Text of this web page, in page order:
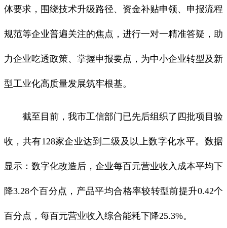
体要求，围绕技术升级路径、资金补贴申领、申报流程
规范等企业普遍关注的焦点，进行一对一精准答疑，助
力企业吃透政策、掌握申报要点，为中小企业转型及新
型工业化高质量发展筑牢根基。
截至目前，我市工信部门已先后组织了四批项目验
收，共有128家企业达到二级及以上数字化水平。数据
显示：数字化改造后，企业每百元营业收入成本平均下
降3.28个百分点，产品平均合格率较转型前提升0.42个
百分点，每百元营业收入综合能耗下降25.3%。